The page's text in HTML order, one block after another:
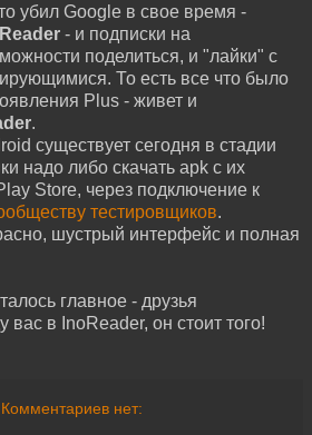
убил Google в свое время -
- и подписки на
поделиться, и "лайки" c
То есть все что было
Plus - живет и
.
существует сегодня в стадии
надо либо скачать apk с их
Store, через подключение к
тестировщиков.
шустрый интерфейс и полная
главное - друзья
вас в InoReader, он стоит того!
Комментариев нет: